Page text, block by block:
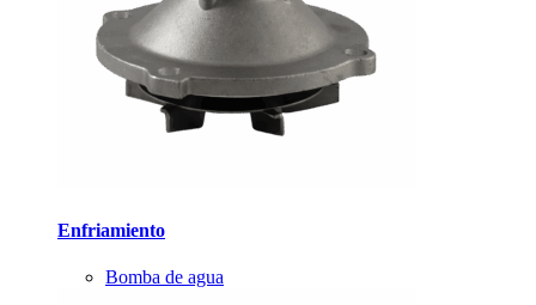
Enfriamiento
Bomba de agua